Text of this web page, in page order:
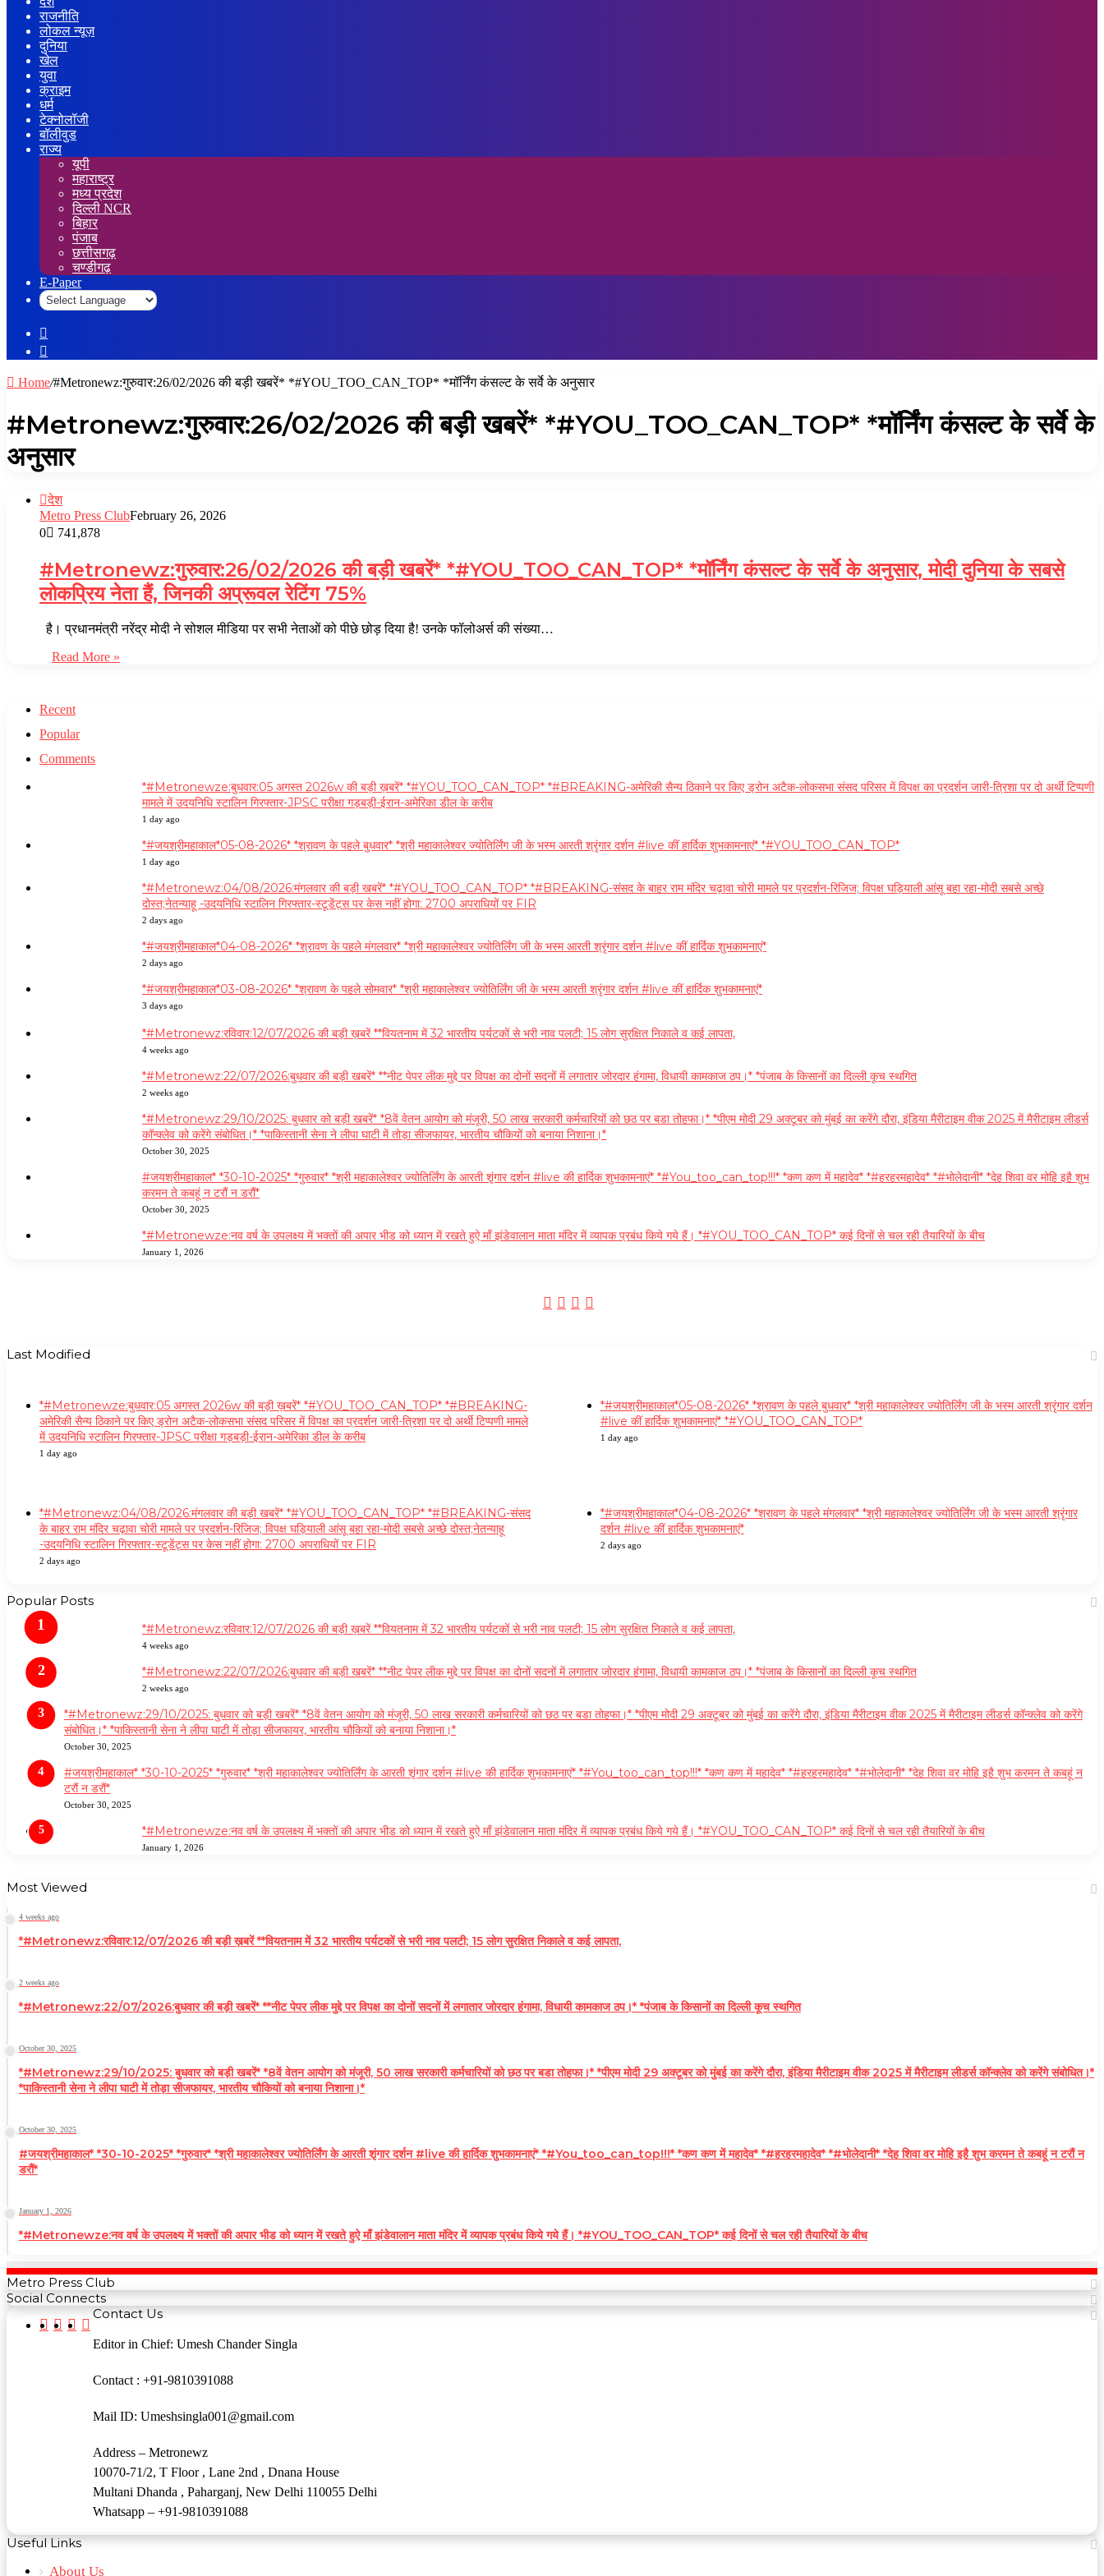
राजनीति
लोकल न्यूज़
दुनिया
खेल
युवा
क्राइम
धर्म
टेक्नोलॉजी
बॉलीवुड
राज्य
यूपी
महाराष्ट्र
मध्य प्रदेश
दिल्ली NCR
बिहार
पंजाब
छत्तीसगढ़
चण्डीगढ़
E-Paper
In
Home/#Metronewz:गुरुवार:26/02/2026 की बड़ी खबरें* *#YOU_TOO_CAN_TOP* *मॉर्निंग कंसल्ट के सर्वे के अनुसार
#Metronewz:गुरुवार:26/02/2026 की बड़ी खबरें* *#YOU_TOO_CAN_TOP* *मॉर्निंग कंसल्ट के सर्वे के
अनुसार
देश
Metro Press ClubFebruary 26, 2026
0
741,878
#Metronewz:गुरुवार:26/02/2026 की बड़ी खबरें* *#YOU_TOO_CAN_TOP* *मॉर्निंग कंसल्ट के सर्वे के अनुसार, मोदी दुनिया के सबसे
लोकप्रिय नेता हैं, जिनकी अप्रूवल रेटिंग 75%
है। प्रधानमंत्री नरेंद्र मोदी ने सोशल मीडिया पर सभी नेताओं को पीछे छोड़ दिया है! उनके फॉलोअर्स की संख्या…
Read More »
Recent
Popular
Comments
*#Metronewze:बुधवार:05 अगस्त 2026w की बड़ी ख़बरें* *#YOU_TOO_CAN_TOP* *#BREAKING-अमेरिकी सैन्य ठिकाने पर किए ड्रोन अटैक-लोकसभा संसद परिसर में विपक्ष का प्रदर्शन जारी-त्रिशा पर दो अर्थी टिप्पणी
मामले में उदयनिधि स्टालिन गिरफ्तार-JPSC परीक्षा गड़बड़ी-ईरान-अमेरिका डील के करीब
1 day ago
*#जयश्रीमहाकाल*05-08-2026* *श्रावण के पहले बुधवार* *श्री महाकालेश्वर ज्योतिर्लिंग जी के भस्म आरती श्रृंगार दर्शन #live कीं हार्दिक शुभकामनाएं* *#YOU_TOO_CAN_TOP*
1 day ago
*#Metronewz:04/08/2026:मंगलवार की बड़ी खबरें* *#YOU_TOO_CAN_TOP* *#BREAKING-संसद के बाहर राम मंदिर चढ़ावा चोरी मामले पर प्रदर्शन-रिजिज; विपक्ष घड़ियाली आंसू बहा रहा-मोदी सबसे अच्छे
दोस्त;नेतन्याहू -उदयनिधि स्टालिन गिरफ्तार-स्टूडेंट्स पर केस नहीं होगा: 2700 अपराधियों पर FIR
2 days ago
*#जयश्रीमहाकाल*04-08-2026* *श्रावण के पहले मंगलवार* *श्री महाकालेश्वर ज्योतिर्लिंग जी के भस्म आरती श्रृंगार दर्शन #live कीं हार्दिक शुभकामनाएं*
2 days ago
*#जयश्रीमहाकाल*03-08-2026* *श्रावण के पहले सोमवार* *श्री महाकालेश्वर ज्योतिर्लिंग जी के भस्म आरती श्रृंगार दर्शन #live कीं हार्दिक शुभकामनाएं*
3 days ago
*#Metronewz:रविवार:12/07/2026 की बड़ी ख़बरें **वियतनाम में 32 भारतीय पर्यटकों से भरी नाव पलटी; 15 लोग सुरक्षित निकाले व कई लापता,
4 weeks ago
*#Metronewz:22/07/2026:बुधवार की बड़ी खबरें* **नीट पेपर लीक मुद्दे पर विपक्ष का दोनों सदनों में लगातार जोरदार हंगामा, विधायी कामकाज ठप।* *पंजाब के किसानों का दिल्ली कूच स्थगित
2 weeks ago
*#Metronewz:29/10/2025: बुधवार को बड़ी खबरें* *8वें वेतन आयोग को मंजूरी, 50 लाख सरकारी कर्मचारियों को छठ पर बडा तोहफा।* *पीएम मोदी 29 अक्टूबर को मुंबई का करेंगे दौरा, इंडिया मैरीटाइम वीक 2025 में मैरीटाइम लीडर्स
कॉन्क्लेव को करेंगे संबोधित।* *पाकिस्तानी सेना ने लीपा घाटी में तोड़ा सीजफायर, भारतीय चौकियों को बनाया निशाना।*
October 30, 2025
#जयश्रीमहाकाल* *30-10-2025* *गुरुवार* *श्री महाकालेश्वर ज्योतिर्लिंग के आरती शृंगार दर्शन #live की हार्दिक शुभकामनाएं* *#You_too_can_top!!!* *कण कण में महादेव* *#हरहरमहादेव* *#भोलेदानी* *देह शिवा वर मोहि इहै शुभ
करमन ते कबहूं न टरौं न डरौं*
October 30, 2025
*#Metronewze:नव वर्ष के उपलक्ष्य में भक्तों की अपार भीड को ध्यान में रखते हुऐ माँ झंडेवालान माता मंदिर में व्यापक प्रबंध किये गये हैं। *#YOU_TOO_CAN_TOP* कई दिनों से चल रही तैयारियों के बीच
January 1, 2026
Facebook
TwitterYouTube
Last Modified
*#Metronewze:बुधवार:05 अगस्त 2026w की बड़ी ख़बरें* *#YOU_TOO_CAN_TOP* *#BREAKING-
अमेरिकी सैन्य ठिकाने पर किए ड्रोन अटैक-लोकसभा संसद परिसर में विपक्ष का प्रदर्शन जारी-त्रिशा पर दो अर्थी टिप्पणी मामले
में उदयनिधि स्टालिन गिरफ्तार-JPSC परीक्षा गड़बड़ी-ईरान-अमेरिका डील के करीब
1 day ago
*#जयश्रीमहाकाल*05-08-2026* *श्रावण के पहले बुधवार* *श्री महाकालेश्वर ज्योतिर्लिंग जी के भस्म आरती श्रृंगार दर्शन
#live कीं हार्दिक शुभकामनाएं* *#YOU_TOO_CAN_TOP*
1 day ago
*#Metronewz:04/08/2026:मंगलवार की बड़ी खबरें* *#YOU_TOO_CAN_TOP* *#BREAKING-संसद
के बाहर राम मंदिर चढ़ावा चोरी मामले पर प्रदर्शन-रिजिज; विपक्ष घड़ियाली आंसू बहा रहा-मोदी सबसे अच्छे दोस्त;नेतन्याहू
-उदयनिधि स्टालिन गिरफ्तार-स्टूडेंट्स पर केस नहीं होगा: 2700 अपराधियों पर FIR
2 days ago
*#जयश्रीमहाकाल*04-08-2026* *श्रावण के पहले मंगलवार* *श्री महाकालेश्वर ज्योतिर्लिंग जी के भस्म आरती श्रृंगार
दर्शन #live कीं हार्दिक शुभकामनाएं*
2 days ago
Popular Posts
*#Metronewz:रविवार:12/07/2026 की बड़ी ख़बरें **वियतनाम में 32 भारतीय पर्यटकों से भरी नाव पलटी; 15 लोग सुरक्षित निकाले व कई लापता,
4 weeks ago
*#Metronewz:22/07/2026:बुधवार की बड़ी खबरें* **नीट पेपर लीक मुद्दे पर विपक्ष का दोनों सदनों में लगातार जोरदार हंगामा, विधायी कामकाज ठप।* *पंजाब के किसानों का दिल्ली कूच स्थगित
2 weeks ago
*#Metronewz:29/10/2025: बुधवार को बड़ी खबरें* *8वें वेतन आयोग को मंजूरी, 50 लाख सरकारी कर्मचारियों को छठ पर बडा तोहफा।* *पीएम मोदी 29 अक्टूबर को मुंबई का करेंगे दौरा, इंडिया मैरीटाइम वीक 2025 में मैरीटाइम लीडर्स कॉन्क्लेव को करेंगे
संबोधित।* *पाकिस्तानी सेना ने लीपा घाटी में तोड़ा सीजफायर, भारतीय चौकियों को बनाया निशाना।*
October 30, 2025
#जयश्रीमहाकाल* *30-10-2025* *गुरुवार* *श्री महाकालेश्वर ज्योतिर्लिंग के आरती शृंगार दर्शन #live की हार्दिक शुभकामनाएं* *#You_too_can_top!!!* *कण कण में महादेव* *#हरहरमहादेव* *#भोलेदानी* *देह शिवा वर मोहि इहै शुभ करमन ते कबहूं न
टरौं न डरौं*
October 30, 2025
*#Metronewze:नव वर्ष के उपलक्ष्य में भक्तों की अपार भीड को ध्यान में रखते हुऐ माँ झंडेवालान माता मंदिर में व्यापक प्रबंध किये गये हैं। *#YOU_TOO_CAN_TOP* कई दिनों से चल रही तैयारियों के बीच
January 1, 2026
Most Viewed
4 weeks ago
*#Metronewz:रविवार:12/07/2026 की बड़ी ख़बरें **वियतनाम में 32 भारतीय पर्यटकों से भरी नाव पलटी; 15 लोग सुरक्षित निकाले व कई लापता,
2 weeks ago
*#Metronewz:22/07/2026:बुधवार की बड़ी खबरें* **नीट पेपर लीक मुद्दे पर विपक्ष का दोनों सदनों में लगातार जोरदार हंगामा, विधायी कामकाज ठप।* *पंजाब के किसानों का दिल्ली कूच स्थगित
October 30, 2025
*#Metronewz:29/10/2025: बुधवार को बड़ी खबरें* *8वें वेतन आयोग को मंजूरी, 50 लाख सरकारी कर्मचारियों को छठ पर बडा तोहफा।* *पीएम मोदी 29 अक्टूबर को मुंबई का करेंगे दौरा, इंडिया मैरीटाइम वीक 2025 में मैरीटाइम लीडर्स कॉन्क्लेव को करेंगे संबोधित।*
*पाकिस्तानी सेना ने लीपा घाटी में तोड़ा सीजफायर, भारतीय चौकियों को बनाया निशाना।*
October 30, 2025
#जयश्रीमहाकाल* *30-10-2025* *गुरुवार* *श्री महाकालेश्वर ज्योतिर्लिंग के आरती शृंगार दर्शन #live की हार्दिक शुभकामनाएं* *#You_too_can_top!!!* *कण कण में महादेव* *#हरहरमहादेव* *#भोलेदानी* *देह शिवा वर मोहि इहै शुभ करमन ते कबहूं न टरौं न
डरौं*
January 1, 2026
*#Metronewze:नव वर्ष के उपलक्ष्य में भक्तों की अपार भीड को ध्यान में रखते हुऐ माँ झंडेवालान माता मंदिर में व्यापक प्रबंध किये गये हैं। *#YOU_TOO_CAN_TOP* कई दिनों से चल रही तैयारियों के बीच
Metro Press Club
Social Connects
Facebook
Twitter
YouTube
Instagram
Contact Us
Editor in Chief: Umesh Chander Singla
Contact : +91-9810391088
Mail ID: Umeshsingla001@gmail.com
Address – Metronewz
10070-71/2, T Floor , Lane 2nd , Dnana House
Multani Dhanda , Paharganj, New Delhi 110055 Delhi
Whatsapp – +91-9810391088
Useful Links
About Us